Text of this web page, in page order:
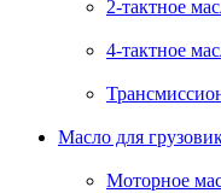
2-тактное
4-тактное
Масло для
Моторное